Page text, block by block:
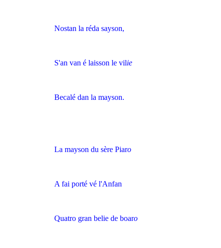
Nostan la réda sayson,
S'an van é laisson le vilie
Becalé dan la mayson.
La mayson du sère Piaro
A fai porté vé l'Anfan
Quatro gran belie de boaro